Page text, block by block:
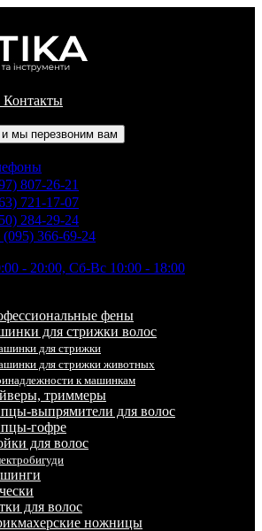
Контакты
мы перезвоним вам
807-26-21
721-17-07
284-29-24
366-69-24
- 20:00, Сб-Вс 10:00 - 18:00
фены
для стрижки волос
для стрижки
для стрижки животных
к машинкам
триммеры
выпрямители для волос
гофре
для волос
для волос
ножницы